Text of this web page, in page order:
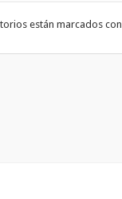
están marcados con